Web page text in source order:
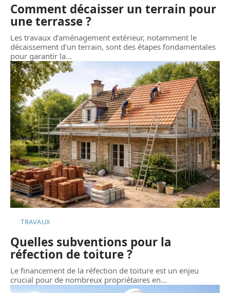
Comment décaisser un terrain pour
une terrasse ?
Les travaux d’aménagement extérieur, notamment le
décaissement d’un terrain, sont des étapes fondamentales
pour garantir la…
TRAVAUX
Quelles subventions pour la
réfection de toiture ?
Le financement de la réfection de toiture est un enjeu
crucial pour de nombreux propriétaires en…